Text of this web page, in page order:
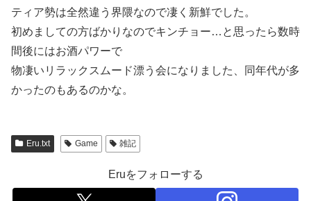
ティア勢は全然違う界隈なので凄く新鮮でした。
初めましての方ばかりなのでキンチョー…と思ったら数時
間後にはお酒パワーで
物凄いリラックスムード漂う会になりました、同年代が多
かったのもあるのかな。
Eru.txt Game 雑記
Eruをフォローする